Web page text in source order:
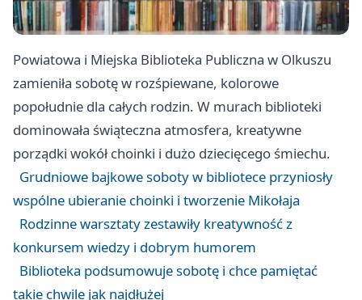
Powiatowa i Miejska Biblioteka Publiczna w Olkuszu
zamieniła sobotę w rozśpiewane, kolorowe
popołudnie dla całych rodzin. W murach biblioteki
dominowała świąteczna atmosfera, kreatywne
porządki wokół choinki i dużo dziecięcego śmiechu.
Grudniowe bajkowe soboty w bibliotece przyniosły
wspólne ubieranie choinki i tworzenie Mikołaja
Rodzinne warsztaty zestawiły kreatywność z
konkursem wiedzy i dobrym humorem
Biblioteka podsumowuje sobotę i chce pamiętać
takie chwile jak najdłużej